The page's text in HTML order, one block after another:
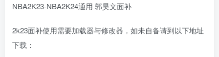
NBA2K23-NBA2K24通用 郭昊文面补
2k23面补使用需要加载器与修改器，如未自备请到以下地址
下载：